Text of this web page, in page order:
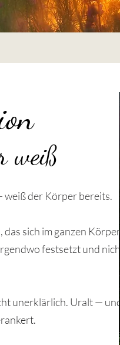
weiß
weiß der Körper bereits.
das sich im ganzen Körper
festsetzt und nicht
unerklärlich. Uralt — und